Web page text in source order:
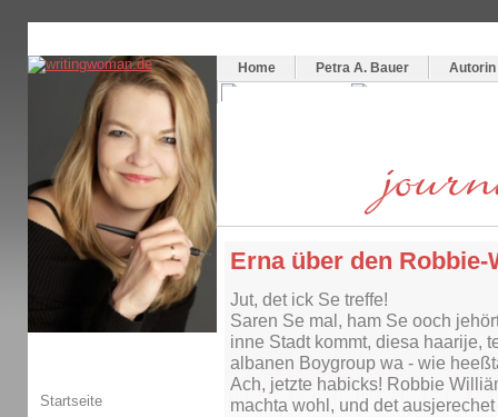
Home
Petra A. Bauer Autorin
Erna über den
Jut, det ick Se treffe!
Saren Se mal, ham Se ooch
inne Stadt kommt, diesa haarije,
albanen Boygroup wa - wie
Ach, jetzte habicks! Robbie
machta wohl, und det
Startseite